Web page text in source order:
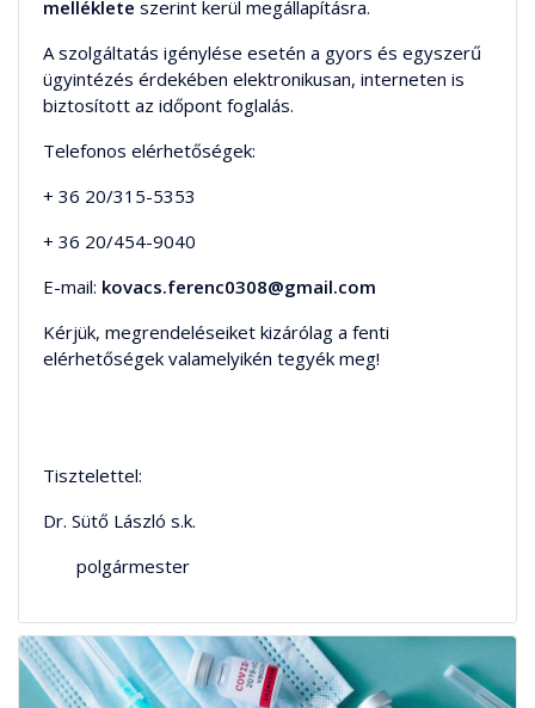
melléklete szerint kerül megállapításra.
A szolgáltatás igénylése esetén a gyors és egyszerű
ügyintézés érdekében elektronikusan, interneten is
biztosított az időpont foglalás.
Telefonos elérhetőségek:
+ 36 20/315-5353
+ 36 20/454-9040
E-mail: kovacs.ferenc0308@gmail.com
Kérjük, megrendeléseiket kizárólag a fenti
elérhetőségek valamelyikén tegyék meg!
Tisztelettel:
Dr. Sütő László s.k.
polgármester